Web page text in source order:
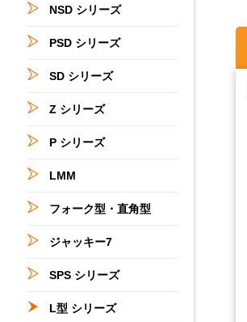
NSD シリーズ
PSD シリーズ
SD シリーズ
Z シリーズ
P シリーズ
LMM
フォーク型・直角型
ジャッキー7
SPS シリーズ
L型 シリーズ